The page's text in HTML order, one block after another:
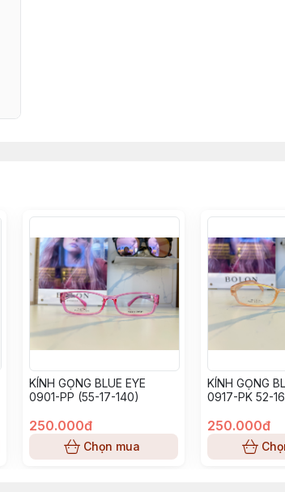
KÍNH GỌNG BLUE EYE
0901-PP (55-17-140)
250.000đ
Chọn mua
KÍNH GỌNG
0917-PK 52-
250.000đ